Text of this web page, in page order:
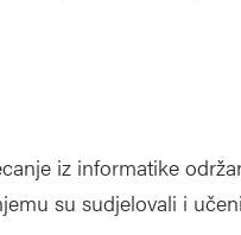
iz informatike
su sudjelovali i